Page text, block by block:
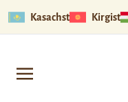
Kasachstan